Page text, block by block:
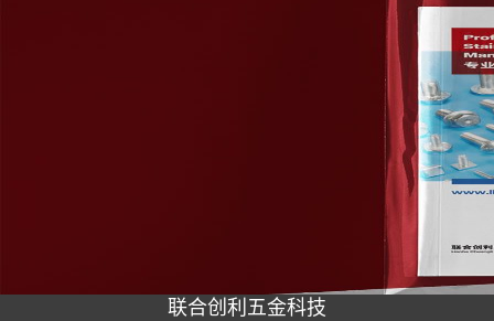
联合创利五金科技